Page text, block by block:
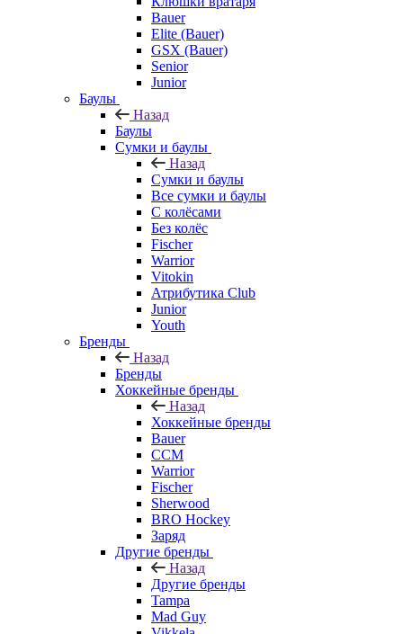
Bauer
Elite (Bauer)
GSX (Bauer)
Senior
Junior
Баулы
Назад
Баулы
Сумки и баулы
Назад
Сумки и баулы
Все сумки и баулы
С колёсами
Без колёс
Fischer
Warrior
Vitokin
Атрибутика Club
Junior
Youth
Бренды
Назад
Бренды
Хоккейные бренды
Назад
Хоккейные бренды
Bauer
CCM
Warrior
Fischer
Sherwood
BRO Hockey
Заряд
Другие бренды
Назад
Другие бренды
Tampa
Mad Guy